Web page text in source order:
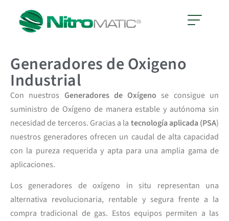
Generadores de Oxigeno
Industrial
Con nuestros Generadores de Oxígeno se consigue un
suministro de Oxígeno de manera estable y autónoma sin
necesidad de terceros. Gracias a la tecnología aplicada (PSA)
nuestros generadores ofrecen un caudal de alta capacidad
con la pureza requerida y apta para una amplia gama de
aplicaciones.
Los generadores de oxígeno in situ representan una
alternativa revolucionaria, rentable y segura frente a la
compra tradicional de gas. Estos equipos permiten a las